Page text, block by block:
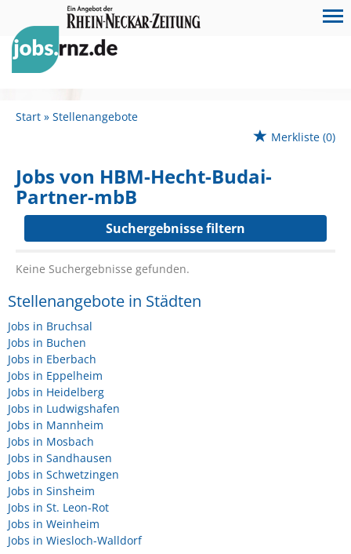
Start
Stellenangebote
Merkliste (0)
Jobs von HBM-Hecht-Budai-
Partner-mbB
Suchergebnisse filtern
Keine Suchergebnisse gefunden.
Stellenangebote in Städten
Jobs in Bruchsal
Jobs in Buchen
Jobs in Eberbach
Jobs in Eppelheim
Jobs in Heidelberg
Jobs in Ludwigshafen
Jobs in Mannheim
Jobs in Mosbach
Jobs in Sandhausen
Jobs in Schwetzingen
Jobs in Sinsheim
Jobs in St. Leon-Rot
Jobs in Weinheim
Jobs in Wiesloch-Walldorf